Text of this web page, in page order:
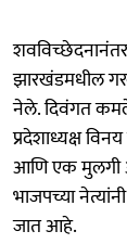
झारखंडमधील
नेले. दिवंगत
प्रदेशाध्यक्ष
आणि एक मुलगी
भाजपच्या
जात आहे.